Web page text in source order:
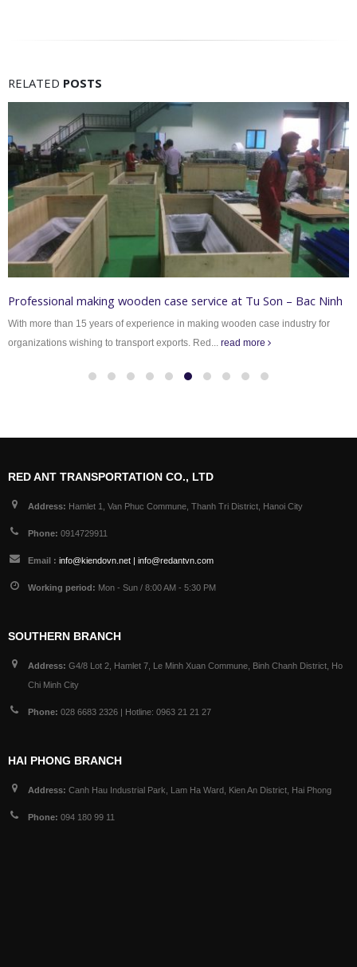
RELATED POSTS
Professional making wooden case service at Tu Son – Bac Ninh
With more than 15 years of experience in making wooden case industry for
organizations wishing to transport exports. Red... read more
RED ANT TRANSPORTATION CO., LTD
Address: Hamlet 1, Van Phuc Commune, Thanh Tri District, Hanoi City
Phone: 0914729911
Email : info@kiendovn.net | info@redantvn.com
Working period: Mon - Sun / 8:00 AM - 5:30 PM
SOUTHERN BRANCH
Address: G4/8 Lot 2, Hamlet 7, Le Minh Xuan Commune, Binh Chanh District, Ho
Chi Minh City
Phone: 028 6683 2326 | Hotline: 0963 21 21 27
HAI PHONG BRANCH
Address: Canh Hau Industrial Park, Lam Ha Ward, Kien An District, Hai Phong
Phone: 094 180 99 11